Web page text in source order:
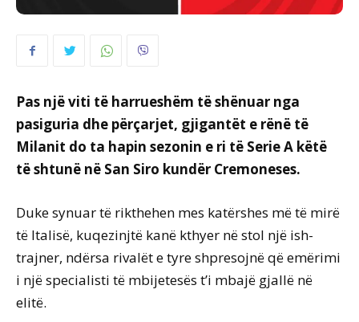
Pas një viti të harrueshëm të shënuar nga
pasiguria dhe përçarjet, gjigantët e rënë të
Milanit do ta hapin sezonin e ri të Serie A këtë
të shtunë në San Siro kundër Cremoneses.
Duke synuar të rikthehen mes katërshes më të mirë
të Italisë, kuqezinjtë kanë kthyer në stol një ish-
trajner, ndërsa rivalët e tyre shpresojnë që emërimi
i një specialisti të mbijetesës t’i mbajë gjallë në
elitë.